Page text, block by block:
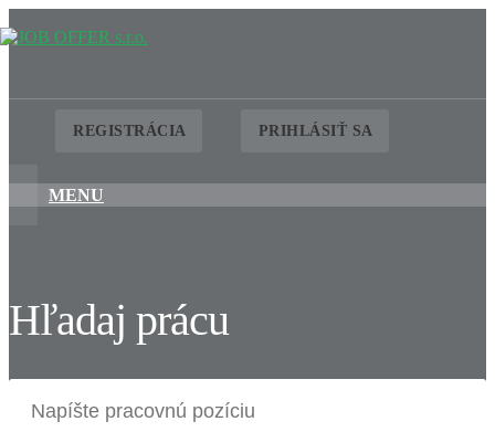
REGISTRÁCIA PRIHLÁSIŤ SA
MENU
Hľadaj prácu